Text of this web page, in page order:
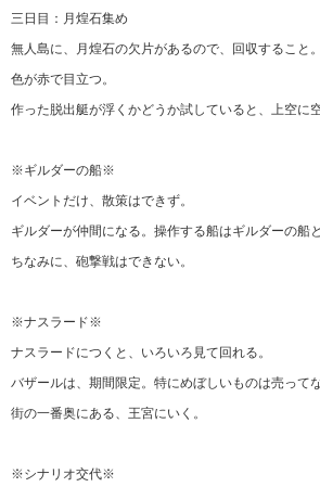
三日目：月煌石集め
無人島に、月煌石の欠片があるので、回収すること。
色が赤で目立つ。
作った脱出艇が浮くかどうか試していると、上空に
※ギルダーの船※
イベントだけ、散策はできず。
ギルダーが仲間になる。操作する船はギルダーの船と
ちなみに、砲撃戦はできない。
※ナスラード※
ナスラードにつくと、いろいろ見て回れる。
バザールは、期間限定。特にめぼしいものは売ってな
街の一番奥にある、王宮にいく。
※シナリオ交代※